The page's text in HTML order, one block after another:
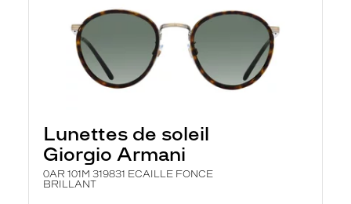
Lunettes de soleil
Giorgio Armani
0AR 101M 319831 ECAILLE FONCE
BRILLANT